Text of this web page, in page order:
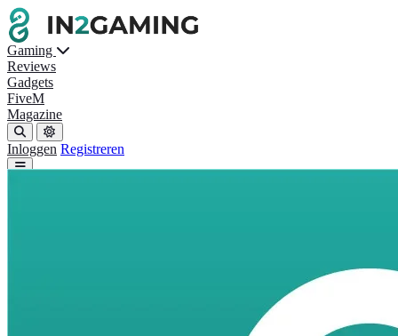
Gaming
Reviews
Gadgets
FiveM
Magazine
Inloggen Registreren